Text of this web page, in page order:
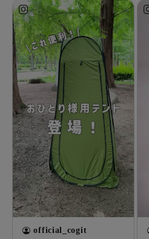
official_cogit